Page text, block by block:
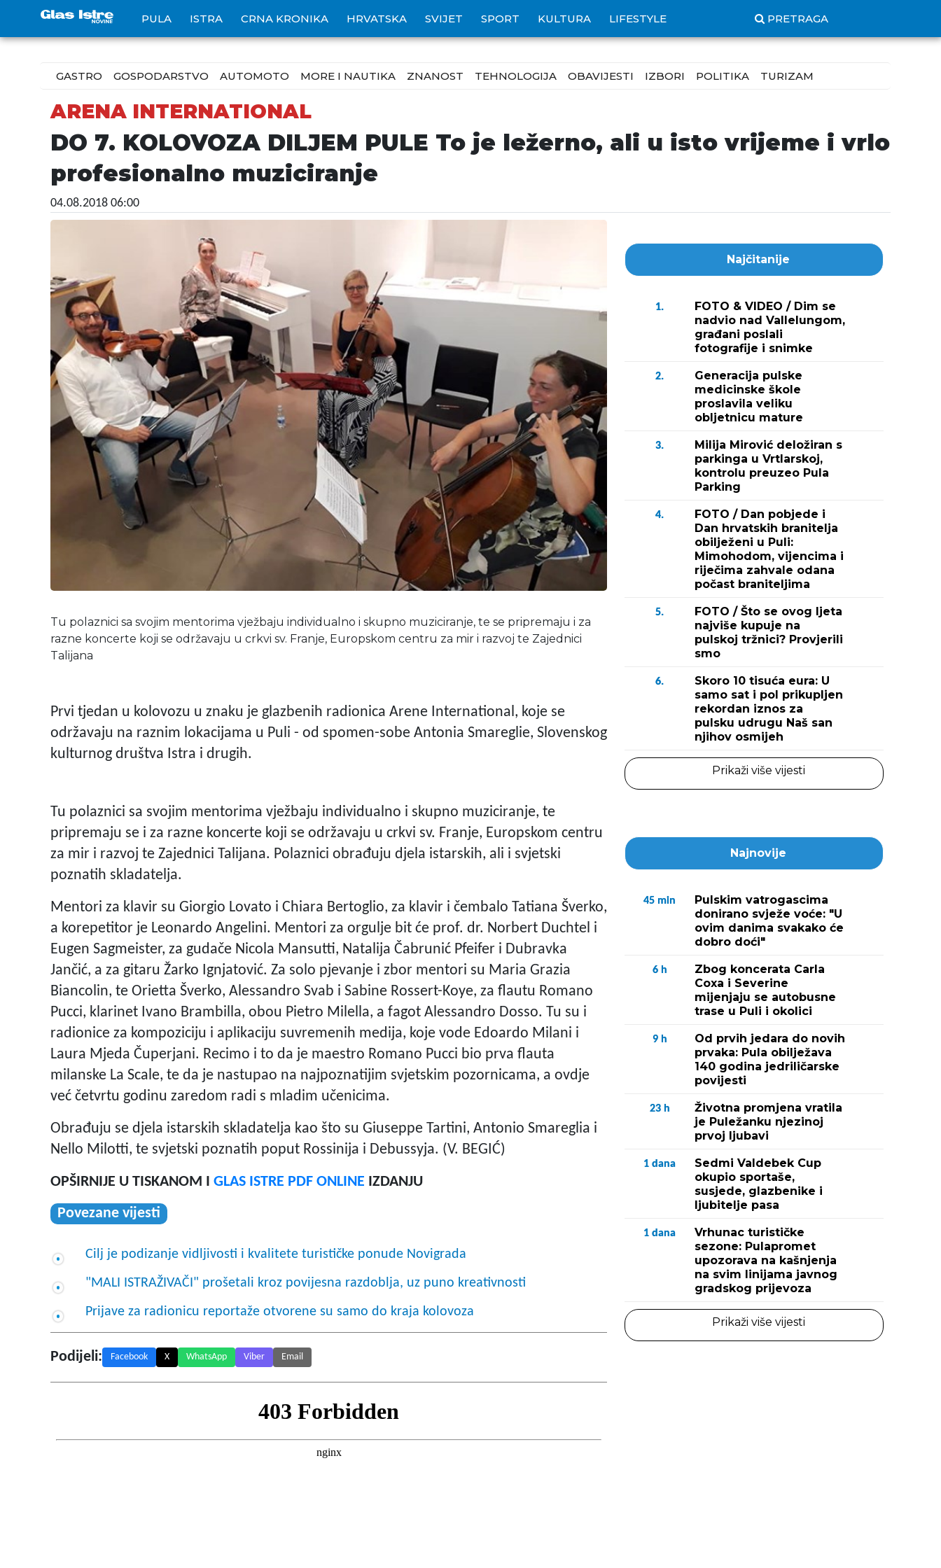
PULA ISTRA CRNA KRONIKA HRVATSKA SVIJET SPORT KULTURA LIFESTYLE PRETRAGA
GASTRO GOSPODARSTVO AUTOMOTO MORE I NAUTIKA ZNANOST TEHNOLOGIJA OBAVIJESTI IZBORI POLITIKA TURIZAM
ARENA INTERNATIONAL
DO 7. KOLOVOZA DILJEM PULE To je ležerno, ali u isto vrijeme i vrlo
profesionalno muziciranje
04.08.2018 06:00
Tu polaznici sa svojim mentorima vježbaju individualno i skupno muziciranje, te se pripremaju i za
razne koncerte koji se održavaju u crkvi sv. Franje, Europskom centru za mir i razvoj te Zajednici
Talijana
Prvi tjedan u kolovozu u znaku je glazbenih radionica Arene International, koje se
održavaju na raznim lokacijama u Puli - od spomen-sobe Antonia Smareglie, Slovenskog
kulturnog društva Istra i drugih.
Tu polaznici sa svojim mentorima vježbaju individualno i skupno muziciranje, te
pripremaju se i za razne koncerte koji se održavaju u crkvi sv. Franje, Europskom centru
za mir i razvoj te Zajednici Talijana. Polaznici obrađuju djela istarskih, ali i svjetski
poznatih skladatelja.
Mentori za klavir su Giorgio Lovato i Chiara Bertoglio, za klavir i čembalo Tatiana Šverko,
a korepetitor je Leonardo Angelini. Mentori za orgulje bit će prof. dr. Norbert Duchtel i
Eugen Sagmeister, za gudače Nicola Mansutti, Natalija Čabrunić Pfeifer i Dubravka
Jančić, a za gitaru Žarko Ignjatović. Za solo pjevanje i zbor mentori su Maria Grazia
Biancolin, te Orietta Šverko, Alessandro Svab i Sabine Rossert-Koye, za flautu Romano
Pucci, klarinet Ivano Brambilla, obou Pietro Milella, a fagot Alessandro Dosso. Tu su i
radionice za kompoziciju i aplikaciju suvremenih medija, koje vode Edoardo Milani i
Laura Mjeda Čuperjani. Recimo i to da je maestro Romano Pucci bio prva flauta
milanske La Scale, te da je nastupao na najpoznatijim svjetskim pozornicama, a ovdje
već četvrtu godinu zaredom radi s mladim učenicima.
Obrađuju se djela istarskih skladatelja kao što su Giuseppe Tartini, Antonio Smareglia i
Nello Milotti, te svjetski poznatih poput Rossinija i Debussyja. (V. BEGIĆ)
OPŠIRNIJE U TISKANOM I GLAS ISTRE PDF ONLINE IZDANJU
Povezane vijesti
Cilj je podizanje vidljivosti i kvalitete turističke ponude Novigrada
"MALI ISTRAŽIVAČI" prošetali kroz povijesna razdoblja, uz puno kreativnosti
Prijave za radionicu reportaže otvorene su samo do kraja kolovoza
Podijeli: Facebook X WhatsApp Viber Email
Najčitanije
1.
FOTO & VIDEO / Dim se
nadvio nad Vallelungom,
građani poslali
fotografije i snimke
2.
Generacija pulske
medicinske škole
proslavila veliku
obljetnicu mature
3.
Milija Mirović deložiran s
parkinga u Vrtlarskoj,
kontrolu preuzeo Pula
Parking
4.
FOTO / Dan pobjede i
Dan hrvatskih branitelja
obilježeni u Puli:
Mimohodom, vijencima i
riječima zahvale odana
počast braniteljima
5.
FOTO / Što se ovog ljeta
najviše kupuje na
pulskoj tržnici? Provjerili
smo
6.
Skoro 10 tisuća eura: U
samo sat i pol prikupljen
rekordan iznos za
pulsku udrugu Naš san
njihov osmijeh
Prikaži više vijesti
Najnovije
45 min
Pulskim vatrogascima
donirano svježe voće: "U
ovim danima svakako će
dobro doći"
6 h
Zbog koncerata Carla
Coxa i Severine
mijenjaju se autobusne
trase u Puli i okolici
9 h
Od prvih jedara do novih
prvaka: Pula obilježava
140 godina jedriličarske
povijesti
23 h
Životna promjena vratila
je Puležanku njezinoj
prvoj ljubavi
1 dana
Sedmi Valdebek Cup
okupio sportaše,
susjede, glazbenike i
ljubitelje pasa
1 dana
Vrhunac turističke
sezone: Pulapromet
upozorava na kašnjenja
na svim linijama javnog
gradskog prijevoza
Prikaži više vijesti